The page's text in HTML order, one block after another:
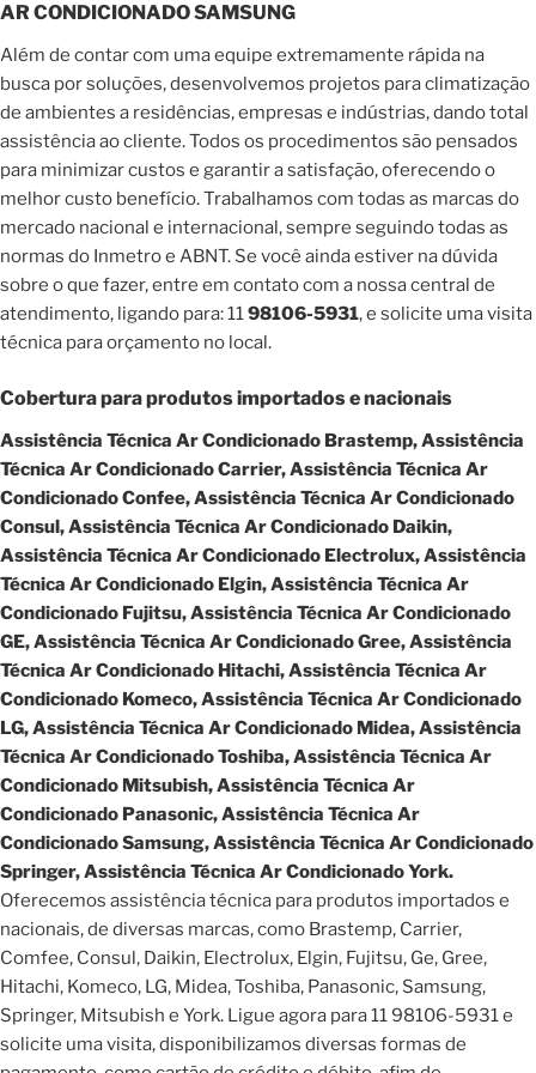
AR CONDICIONADO SAMSUNG
Além de contar com uma equipe extremamente rápida na
busca por soluções, desenvolvemos projetos para climatização
de ambientes a residências, empresas e indústrias, dando total
assistência ao cliente. Todos os procedimentos são pensados
para minimizar custos e garantir a satisfação, oferecendo o
melhor custo benefício. Trabalhamos com todas as marcas do
mercado nacional e internacional, sempre seguindo todas as
normas do Inmetro e ABNT. Se você ainda estiver na dúvida
sobre o que fazer, entre em contato com a nossa central de
atendimento, ligando para: 1198106-5931, e solicite uma visita
técnica para orçamento no local.
Cobertura para produtos importados e nacionais
Assistência Técnica Ar Condicionado Brastemp, Assistência
Técnica Ar Condicionado Carrier, Assistência Técnica Ar
Condicionado Confee, Assistência Técnica Ar Condicionado
Consul, Assistência Técnica Ar Condicionado Daikin,
Assistência Técnica Ar Condicionado Electrolux, Assistência
Técnica Ar Condicionado Elgin, Assistência Técnica Ar
Condicionado Fujitsu, Assistência Técnica Ar Condicionado
GE, Assistência Técnica Ar Condicionado Gree, Assistência
Técnica Ar Condicionado Hitachi, Assistência Técnica Ar
Condicionado Komeco, Assistência Técnica Ar Condicionado
LG, Assistência Técnica Ar Condicionado Midea, Assistência
Técnica Ar Condicionado Toshiba, Assistência Técnica Ar
Condicionado Mitsubish, Assistência Técnica Ar
Condicionado Panasonic, Assistência Técnica Ar
Condicionado Samsung, Assistência Técnica Ar Condicionado
Springer, Assistência Técnica Ar Condicionado York.
Oferecemos assistência técnica para produtos importados e
nacionais, de diversas marcas, como Brastemp, Carrier,
Comfee, Consul, Daikin, Electrolux, Elgin, Fujitsu, Ge, Gree,
Hitachi, Komeco, LG, Midea, Toshiba, Panasonic, Samsung,
Springer, Mitsubish e York. Ligue agora para 11 98106-5931 e
solicite uma visita, disponibilizamos diversas formas de